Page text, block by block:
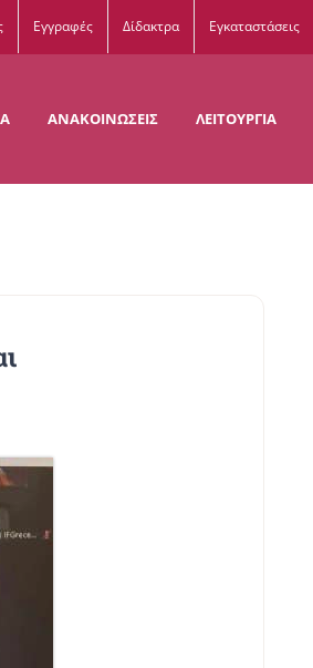
Εγγραφές Δίδακτρα Εγκαταστάσεις
ΑΝΑΚΟΙΝΩΣΕΙΣ ΛΕΙΤΟΥΡΓΙΑ